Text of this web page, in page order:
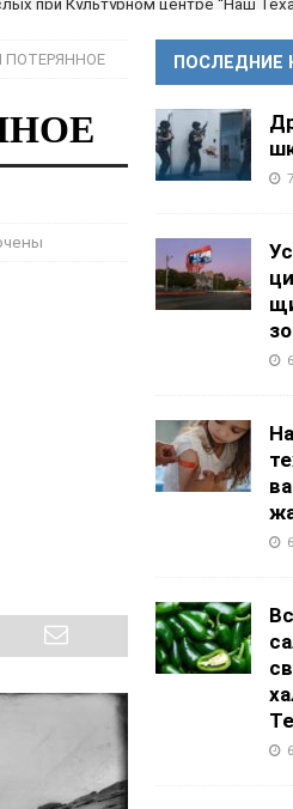
центре “Наш Техас” ШКОЛЫ И
ПОТЕРЯННОЕ ПОСЛЕДНИЕ